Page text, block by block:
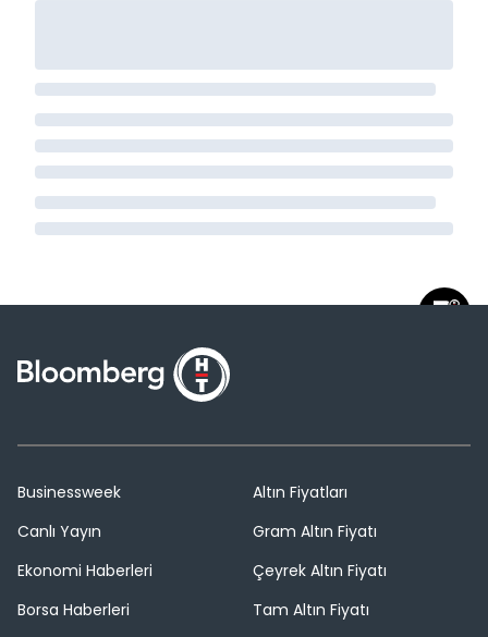
Businessweek
Canlı Yayın
Ekonomi Haberleri
Borsa Haberleri
Altın Fiyatları
Gram Altın Fiyatı
Çeyrek Altın Fiyatı
Tam Altın Fiyatı